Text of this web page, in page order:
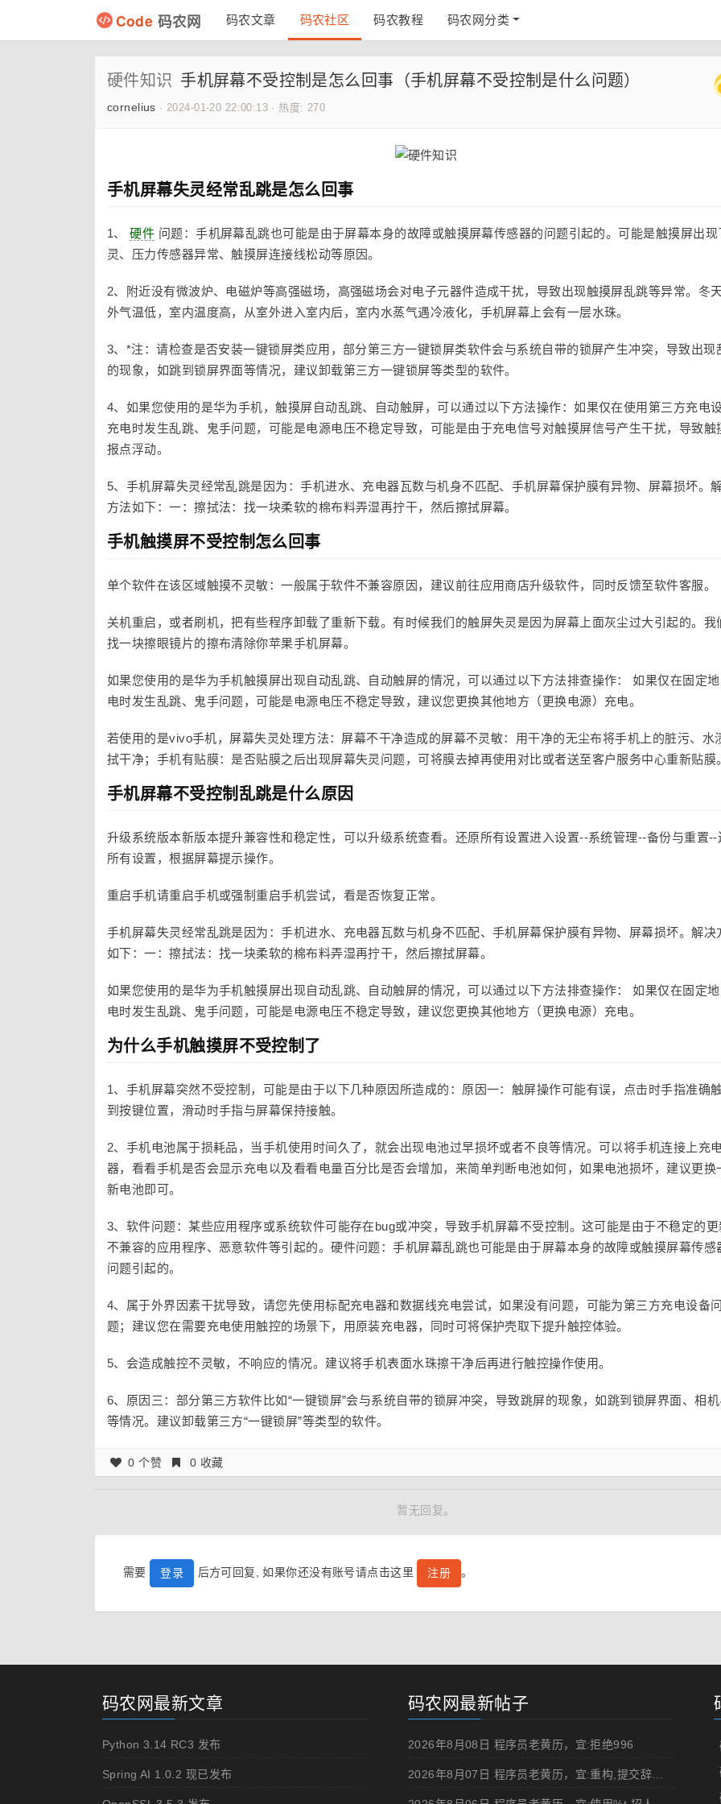
Code 码农网 码农文章 码农社区 码农教程 码农网分类
硬件知识 手机屏幕不受控制是怎么回事（手机屏幕不受控制是什么问题）
cornelius ·2024-01-20 22:00:13 · 热度: 270
手机屏幕失灵经常乱跳是怎么回事
1、硬件 问题：手机屏幕乱跳也可能是由于屏幕本身的故障或触摸屏幕传感器的问题引起的。可能是触摸屏出现
灵、压力传感器异常、触摸屏连接线松动等原因。
2、附近没有微波炉、电磁炉等高强磁场，高强磁场会对电子元器件造成干扰，导致出现触摸屏乱跳等异常。冬
外气温低，室内温度高，从室外进入室内后，室内水蒸气遇冷液化，手机屏幕上会有一层水珠。
3、*注：请检查是否安装一键锁屏类应用，部分第三方一键锁屏类软件会与系统自带的锁屏产生冲突，导致出现
的现象，如跳到锁屏界面等情况，建议卸载第三方一键锁屏等类型的软件。
4、如果您使用的是华为手机，触摸屏自动乱跳、自动触屏，可以通过以下方法操作：如果仅在使用第三方充电
充电时发生乱跳、鬼手问题，可能是电源电压不稳定导致，可能是由于充电信号对触摸屏信号产生干扰，导致触
报点浮动。
5、手机屏幕失灵经常乱跳是因为：手机进水、充电器瓦数与机身不匹配、手机屏幕保护膜有异物、屏幕损坏。
方法如下：一：擦拭法：找一块柔软的棉布料弄湿再拧干，然后擦拭屏幕。
手机触摸屏不受控制怎么回事
单个软件在该区域触摸不灵敏：一般属于软件不兼容原因，建议前往应用商店升级软件，同时反馈至软件客服。
关机重启，或者刷机，把有些程序卸载了重新下载。有时候我们的触屏失灵是因为屏幕上面灰尘过大引起的。我
找一块擦眼镜片的擦布清除你苹果手机屏幕。
如果您使用的是华为手机触摸屏出现自动乱跳、自动触屏的情况，可以通过以下方法排查操作： 如果仅在固定
电时发生乱跳、鬼手问题，可能是电源电压不稳定导致，建议您更换其他地方（更换电源）充电。
若使用的是vivo手机，屏幕失灵处理方法：屏幕不干净造成的屏幕不灵敏：用干净的无尘布将手机上的脏污、水
拭干净；手机有贴膜：是否贴膜之后出现屏幕失灵问题，可将膜去掉再使用对比或者送至客户服务中心重新贴膜
手机屏幕不受控制乱跳是什么原因
升级系统版本新版本提升兼容性和稳定性，可以升级系统查看。还原所有设置进入设置--系统管理--备份与重置--
所有设置，根据屏幕提示操作。
重启手机请重启手机或强制重启手机尝试，看是否恢复正常。
手机屏幕失灵经常乱跳是因为：手机进水、充电器瓦数与机身不匹配、手机屏幕保护膜有异物、屏幕损坏。解决
如下：一：擦拭法：找一块柔软的棉布料弄湿再拧干，然后擦拭屏幕。
如果您使用的是华为手机触摸屏出现自动乱跳、自动触屏的情况，可以通过以下方法排查操作： 如果仅在固定
电时发生乱跳、鬼手问题，可能是电源电压不稳定导致，建议您更换其他地方（更换电源）充电。
为什么手机触摸屏不受控制了
1、手机屏幕突然不受控制，可能是由于以下几种原因所造成的：原因一：触屏操作可能有误，点击时手指准确
到按键位置，滑动时手指与屏幕保持接触。
2、手机电池属于损耗品，当手机使用时间久了，就会出现电池过早损坏或者不良等情况。可以将手机连接上充
器，看看手机是否会显示充电以及看看电量百分比是否会增加，来简单判断电池如何，如果电池损坏，建议更换
新电池即可。
3、软件问题：某些应用程序或系统软件可能存在bug或冲突，导致手机屏幕不受控制。这可能是由于不稳定的更
不兼容的应用程序、恶意软件等引起的。硬件问题：手机屏幕乱跳也可能是由于屏幕本身的故障或触摸屏幕传感
问题引起的。
4、属于外界因素干扰导致，请您先使用标配充电器和数据线充电尝试，如果没有问题，可能为第三方充电设备问
题；建议您在需要充电使用触控的场景下，用原装充电器，同时可将保护壳取下提升触控体验。
5、会造成触控不灵敏，不响应的情况。建议将手机表面水珠擦干净后再进行触控操作使用。
6、原因三：部分第三方软件比如“一键锁屏”会与系统自带的锁屏冲突，导致跳屏的现象，如跳到锁屏界面、相
等情况。建议卸载第三方“一键锁屏”等类型的软件。
0 个赞 0 收藏
暂无回复。
需要 登录 后方可回复, 如果你还没有账号请点击这里 注册 。
码农网最新文章
Python 3.14 RC3 发布
Spring AI 1.0.2 现已发布
码农网最新帖子
2026年8月08日 程序员老黄历，宜:拒绝996
2026年8月07日 程序员老黄历，宜:重构,提交辞职申请,申请加薪